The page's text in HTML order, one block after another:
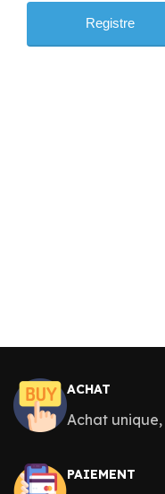
ACHAT
Achat
PAIEMENT